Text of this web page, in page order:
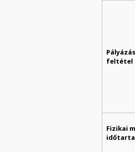
feltétel
Fizikai